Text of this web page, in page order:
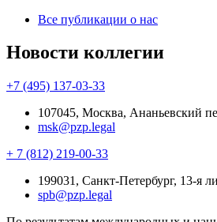
Все публикации о нас
Новости коллегии
+7 (495) 137-03-33
107045, Москва, Ананьевский
msk@pzp.legal
+ 7 (812) 219-00-33
199031, Санкт-Петербург, 13-я
spb@pzp.legal